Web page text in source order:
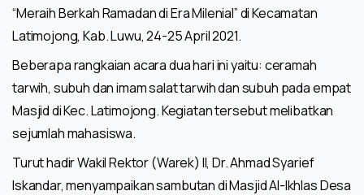
“Meraih Berkah Ramadan di Era Milenial” di Kecamatan
Latimojong, Kab. Luwu, 24-25 April 2021.
Beberapa rangkaian acara dua hari ini yaitu: ceramah
tarwih, subuh dan imam salat tarwih dan subuh pada empat
Masjid di Kec. Latimojong. Kegiatan tersebut melibatkan
sejumlah mahasiswa.
Turut hadir Wakil Rektor (Warek) II, Dr. Ahmad Syarief
Iskandar, menyampaikan sambutan di Masjid Al-Ikhlas Desa